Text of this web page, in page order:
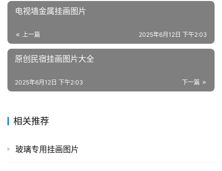
电视墙金属挂画图片
上一篇 2025年6月12日 下午2:03
原创民宿挂画图片大全
下一篇
2025年6月12日 下午2:03
相关推荐
玻璃专用挂画图片